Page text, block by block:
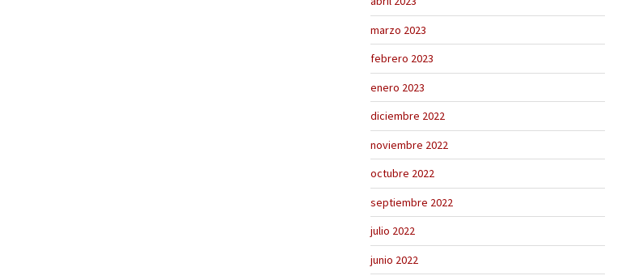
marzo 2023
febrero 2023
enero 2023
diciembre 2022
noviembre 2022
octubre 2022
septiembre 2022
julio 2022
junio 2022